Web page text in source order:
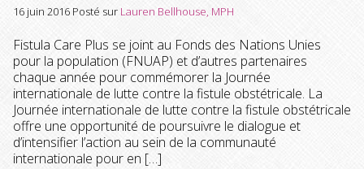
16 juin 2016 Posté sur Lauren Bellhouse, MPH
Fistula Care Plus se joint au Fonds des Nations Unies
pour la population (FNUAP) et d’autres partenaires
chaque année pour commémorer la Journée
internationale de lutte contre la fistule obstétricale. La
Journée internationale de lutte contre la fistule obstétricale
offre une opportunité de poursuivre le dialogue et
d’intensifier l’action au sein de la communauté
internationale pour en […]